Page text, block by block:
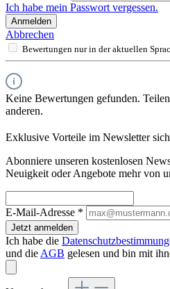
Ich habe mein Passwort vergessen.
Anmelden
Abbrechen
Bewertungen nur in der aktuellen
Keine Bewertungen gefunden.
anderen.
Exklusive Vorteile im Newsletter
Abonniere unseren kostenlosen
Neuigkeit oder Angebote mehr von
E-Mail-Adresse *
Jetzt anmelden
Ich habe die
und die AGB gelesen und bin mit